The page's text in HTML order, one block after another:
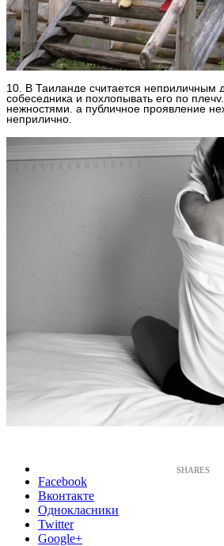
10. В Таиланде считается неприличным
собеседника и похлопывать его по
нежностями, а публичное проявление
неприлично.
Facebook
Вконтакте
Однокласники
Twitter
Google+